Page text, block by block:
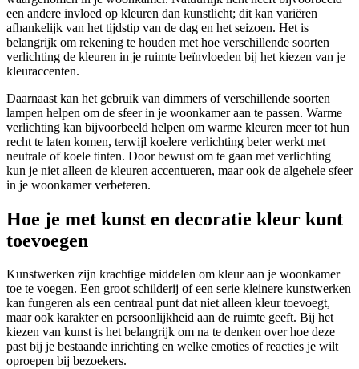
een andere invloed op kleuren dan kunstlicht; dit kan variëren
afhankelijk van het tijdstip van de dag en het seizoen. Het is
belangrijk om rekening te houden met hoe verschillende soorten
verlichting de kleuren in je ruimte beïnvloeden bij het kiezen van je
kleuraccenten.
Daarnaast kan het gebruik van dimmers of verschillende soorten
lampen helpen om de sfeer in je woonkamer aan te passen. Warme
verlichting kan bijvoorbeeld helpen om warme kleuren meer tot hun
recht te laten komen, terwijl koelere verlichting beter werkt met
neutrale of koele tinten. Door bewust om te gaan met verlichting
kun je niet alleen de kleuren accentueren, maar ook de algehele sfeer
in je woonkamer verbeteren.
Hoe je met kunst en decoratie kleur kunt
toevoegen
Kunstwerken zijn krachtige middelen om kleur aan je woonkamer
toe te voegen. Een groot schilderij of een serie kleinere kunstwerken
kan fungeren als een centraal punt dat niet alleen kleur toevoegt,
maar ook karakter en persoonlijkheid aan de ruimte geeft. Bij het
kiezen van kunst is het belangrijk om na te denken over hoe deze
past bij je bestaande inrichting en welke emoties of reacties je wilt
oproepen bij bezoekers.